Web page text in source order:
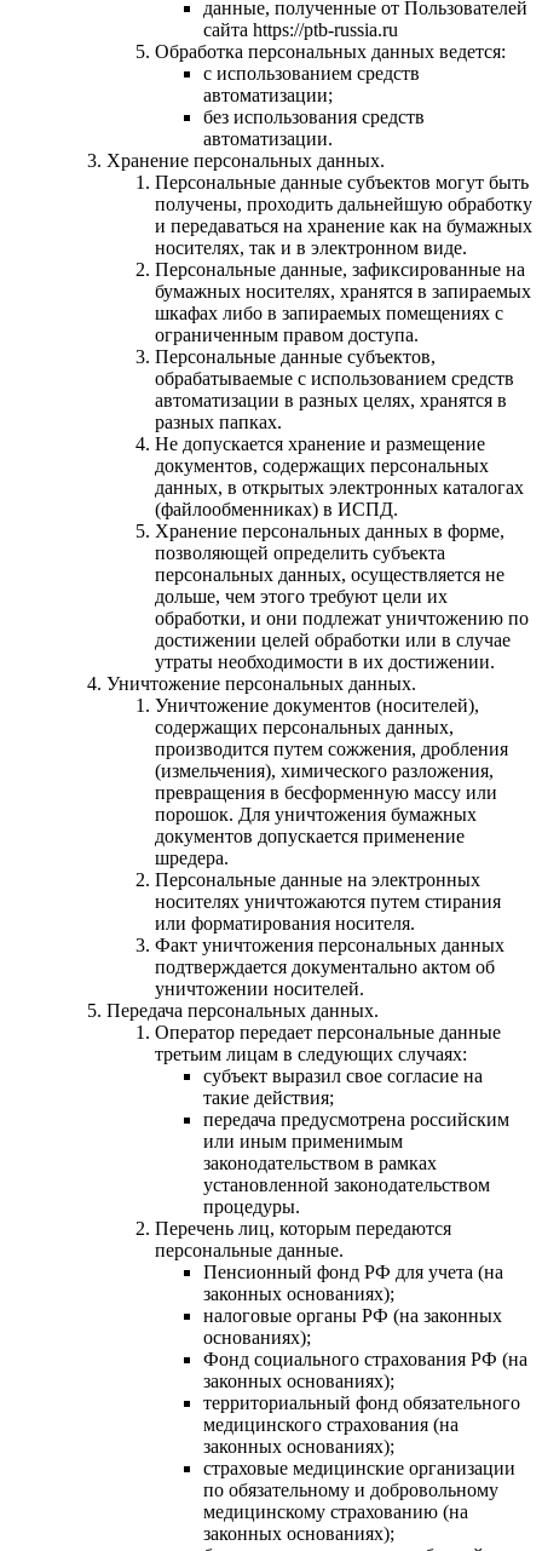
данные, полученные от Пользователей
сайта https://ptb-russia.ru
Обработка персональных данных ведется:
с использованием средств
автоматизации;
без использования средств
автоматизации.
Хранение персональных данных.
Персональные данные субъектов могут быть
получены, проходить дальнейшую обработку
и передаваться на хранение как на бумажных
носителях, так и в электронном виде.
Персональные данные, зафиксированные на
бумажных носителях, хранятся в запираемых
шкафах либо в запираемых помещениях с
ограниченным правом доступа.
Персональные данные субъектов,
обрабатываемые с использованием средств
автоматизации в разных целях, хранятся в
разных папках.
Не допускается хранение и размещение
документов, содержащих персональных
данных, в открытых электронных каталогах
(файлообменниках) в ИСПД.
Хранение персональных данных в форме,
позволяющей определить субъекта
персональных данных, осуществляется не
дольше, чем этого требуют цели их
обработки, и они подлежат уничтожению по
достижении целей обработки или в случае
утраты необходимости в их достижении.
Уничтожение персональных данных.
Уничтожение документов (носителей),
содержащих персональных данных,
производится путем сожжения, дробления
(измельчения), химического разложения,
превращения в бесформенную массу или
порошок. Для уничтожения бумажных
документов допускается применение
шредера.
Персональные данные на электронных
носителях уничтожаются путем стирания
или форматирования носителя.
Факт уничтожения персональных данных
подтверждается документально актом об
уничтожении носителей.
Передача персональных данных.
Оператор передает персональные данные
третьим лицам в следующих случаях:
субъект выразил свое согласие на
такие действия;
передача предусмотрена российским
или иным применимым
законодательством в рамках
установленной законодательством
процедуры.
Перечень лиц, которым передаются
персональные данные.
Пенсионный фонд РФ для учета (на
законных основаниях);
налоговые органы РФ (на законных
основаниях);
Фонд социального страхования РФ (на
законных основаниях);
территориальный фонд обязательного
медицинского страхования (на
законных основаниях);
страховые медицинские организации
по обязательному и добровольному
медицинскому страхованию (на
законных основаниях);